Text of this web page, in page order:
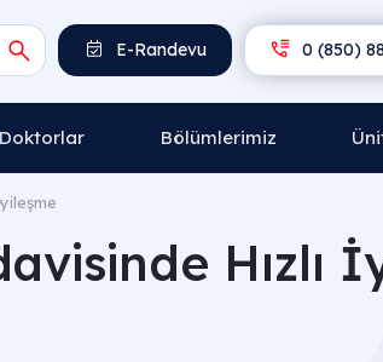
0 (850)
E-Randevu
Doktorlar Bölümlerimiz
Hızlı